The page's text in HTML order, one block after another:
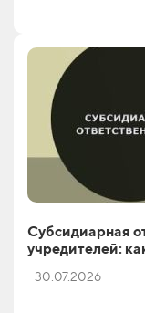
Субсидиарная
учредителей:
30.07.2026